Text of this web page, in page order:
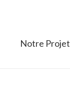
Notre Projet